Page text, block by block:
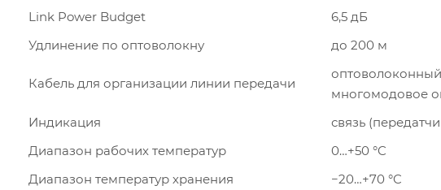
Link Power Budget
6,5 дБ
Удлинение по оптоволокну
до 200 м
Кабель для организации линии передачи
многомодовое
Индикация
связь
Диапазон рабочих температур
0…+50 °C
Диапазон температур хранения
−20…+70 °C